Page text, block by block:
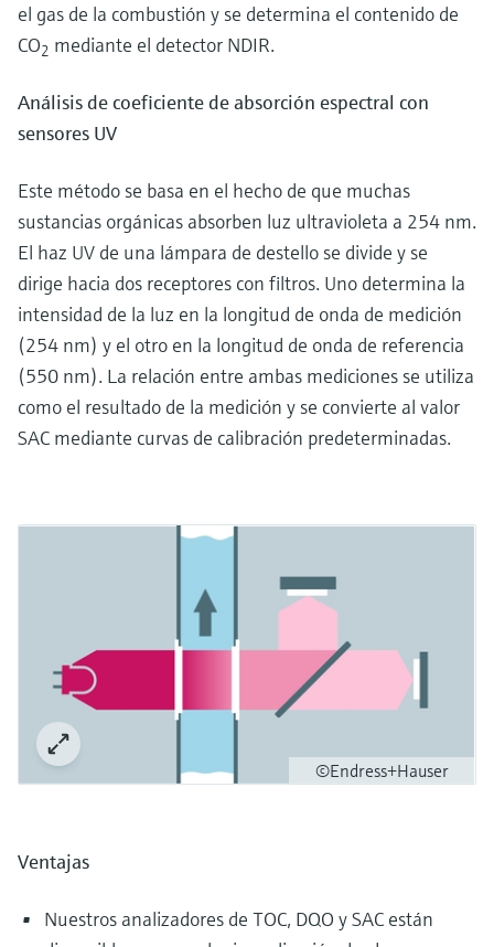
el gas de la combustión y se determina el contenido de
CO2 mediante el detector NDIR.
Análisis de coeficiente de absorción espectral con
sensores UV
Este método se basa en el hecho de que muchas
sustancias orgánicas absorben luz ultravioleta a 254 nm.
El haz UV de una lámpara de destello se divide y se
dirige hacia dos receptores con filtros. Uno determina la
intensidad de la luz en la longitud de onda de medición
(254 nm) y el otro en la longitud de onda de referencia
(550 nm). La relación entre ambas mediciones se utiliza
como el resultado de la medición y se convierte al valor
SAC mediante curvas de calibración predeterminadas.
©Endress+Hauser
Ventajas
Nuestros analizadores de TOC, DQO y SAC están